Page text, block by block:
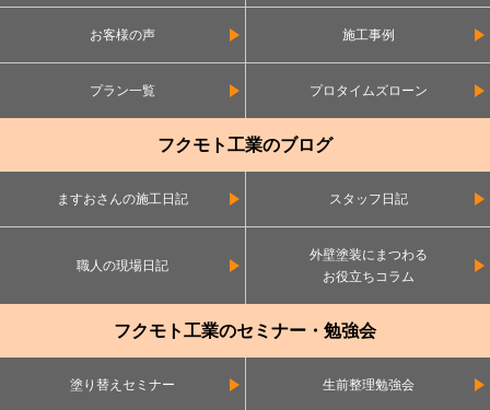
お客様の声 施工事例
プラン一覧 プロタイムズローン
フクモト工業のブログ
ますおさんの施工日記 スタッフ日記
職人の現場日記
外壁塗装にまつわる
お役立ちコラム
フクモト工業のセミナー・勉強会
塗り替えセミナー 生前整理勉強会